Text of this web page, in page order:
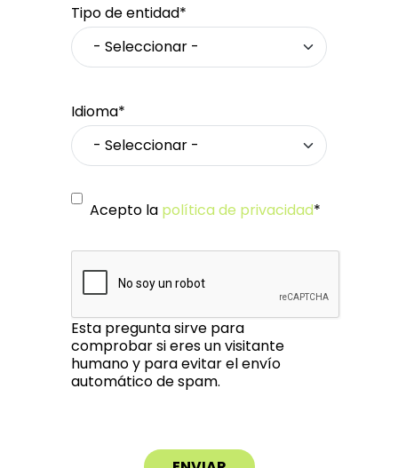
Tipo de entidad*
Idioma*
Acepto la política de privacidad*
Esta pregunta sirve para
comprobar si eres un visitante
humano y para evitar el envío
automático de spam.